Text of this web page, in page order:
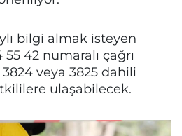
bilgi almak isteyen
42 numaralı çağrı
veya 3825 dahili
ulaşabilecek.